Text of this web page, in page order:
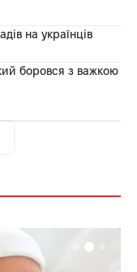
на українців
боровся з важкою